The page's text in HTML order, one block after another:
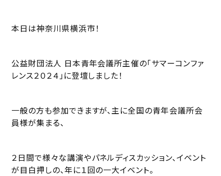
本日は神奈川県横浜市！
公益財団法人 日本青年会議所主催の「サマーコンファ
レンス２０２４」に登壇しました！
一般の方も参加できますが、主に全国の青年会議所会
員様が集まる、
２日間で様々な講演やパネルディスカッション、イベント
が目白押しの、年に１回の一大イベント。